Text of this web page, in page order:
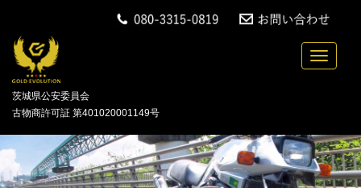
Toggle
中古バイクの買取・無料引取を行っている「
茨城県公安委員会
古物商許可証 第401020001149号